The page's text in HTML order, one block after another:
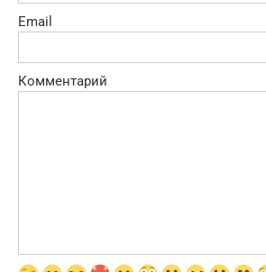
Email
Комментарий